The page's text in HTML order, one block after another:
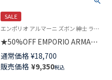
SALE
エンポリオ アルマーニ ズボン 紳士 ラウンジウェア 男性 ボトムス
★50%OFF EMPORIO ARMANI
BASIC TERRY ベーシックテリ
ー 裏起毛 スウェットパンツ ロ
ング EUサイズ メンズ
通常価格 ¥18,700
販売価格 ¥9,350税込